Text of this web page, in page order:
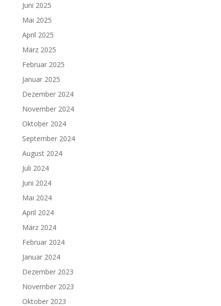
Juni 2025
Mai 2025
April 2025
März 2025
Februar 2025
Januar 2025
Dezember 2024
November 2024
Oktober 2024
September 2024
August 2024
Juli 2024
Juni 2024
Mai 2024
April 2024
März 2024
Februar 2024
Januar 2024
Dezember 2023
November 2023
Oktober 2023